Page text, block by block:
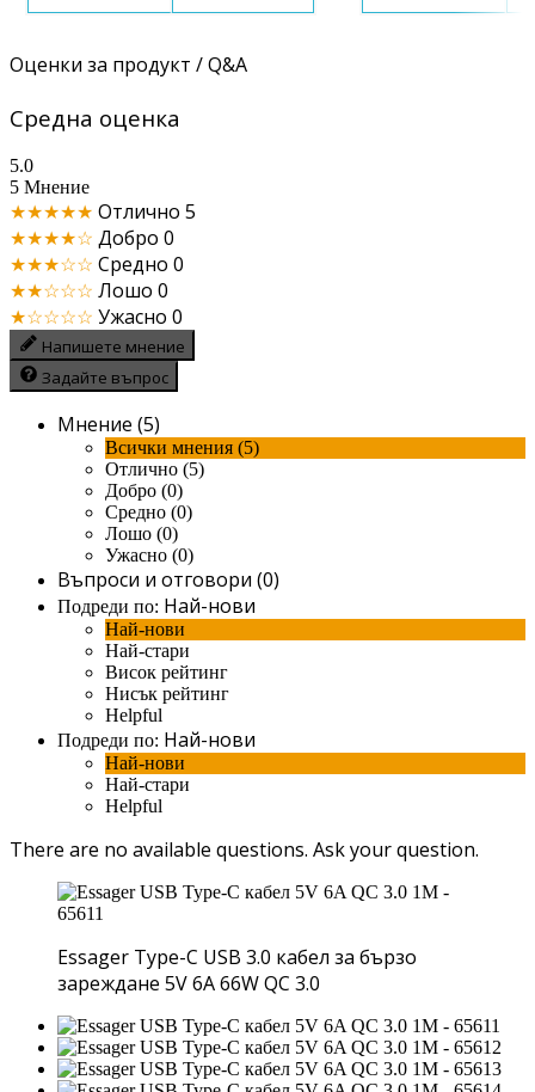
Оценки за продукт / Q&A
Средна оценка
5.0
5 Мнение
★★★★★ Отлично 5
★★★★☆ Добро 0
★★★☆☆ Средно 0
★★☆☆☆ Лошо 0
★☆☆☆☆ Ужасно 0
Напишете мнение
Задайте въпрос
Мнение (5)
Всички мнения (5)
Отлично (5)
Добро (0)
Средно (0)
Лошо (0)
Ужасно (0)
Въпроси и отговори (0)
Подреди по: Най-нови
Най-нови
Най-стари
Висок рейтинг
Нисък рейтинг
Helpful
Подреди по: Най-нови
Най-нови
Най-стари
Helpful
There are no available questions. Ask your question.
Essager Type-C USB 3.0 кабел за бързо
зареждане 5V 6A 66W QC 3.0